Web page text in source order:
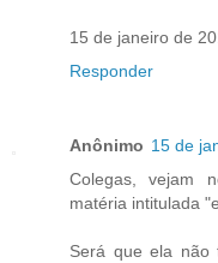
15 de janeiro de
Responder
Anônimo 15 de
Colegas, vejam
matéria intitulada
Será que ela não